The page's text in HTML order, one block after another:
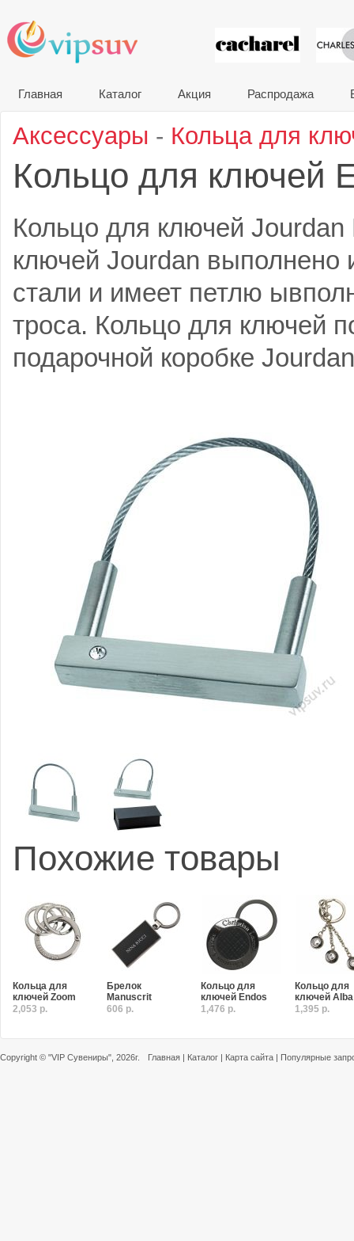
VIP
Главная Каталог Акция Распродажа
Аксессуары - Кольца для
Кольцо для ключей
Кольцо для ключей
ключей Jourdan
стали и имеет петлю
троса. Кольцо для ключей
подарочной коробке
Похожие товары
Кольца для
ключей Zoom
2,053 р.
Брелок
Manuscrit
606 р.
Кольцо для
ключей Endos
1,476 р.
Кольцо для
ключей Alba
1,395 р.
Copyright © "VIP Сувениры" , 2026г. Главная | Каталог | Карта сайта | Популярные